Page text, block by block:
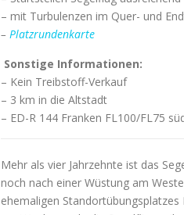
– mit Turbulenzen im Quer- und
– Platzrundenkarte
Sonstige Informationen:
– Kein Treibstoff-Verkauf
– 3 km in die Altstadt
– ED-R 144 Franken FL100/FL75
Mehr als vier Jahrzehnte ist das
noch nach einer Wüstung am
ehemaligen